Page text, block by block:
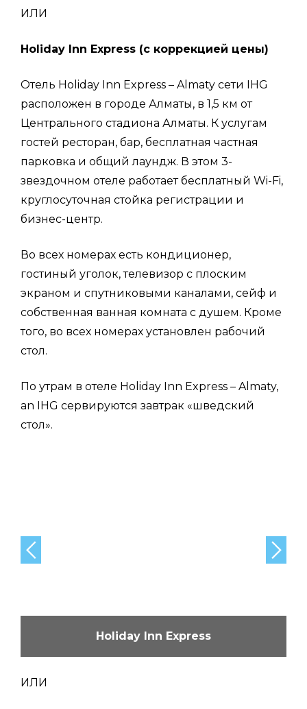
ИЛИ
Holiday Inn Express (с коррекцией цены)
Отель Holiday Inn Express – Almaty сети IHG
расположен в городе Алматы, в 1,5 км от
Центрального стадиона Алматы. К услугам
гостей ресторан, бар, бесплатная частная
парковка и общий лаундж. В этом 3-
звездочном отеле работает бесплатный Wi-Fi,
круглосуточная стойка регистрации и
бизнес-центр.
Во всех номерах есть кондиционер,
гостиный уголок, телевизор с плоским
экраном и спутниковыми каналами, сейф и
собственная ванная комната с душем. Кроме
того, во всех номерах установлен рабочий
стол.
По утрам в отеле Holiday Inn Express – Almaty,
an IHG сервируются завтрак «шведский
стол».
Holiday Inn Express
ИЛИ